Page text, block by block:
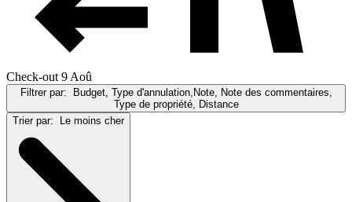
Check-out 9 Aoû
Filtrer par:
Budget, Type d'annulation,Note, Note des commentaires,
Type de propriété, Distance
Trier par:
Le moins cher